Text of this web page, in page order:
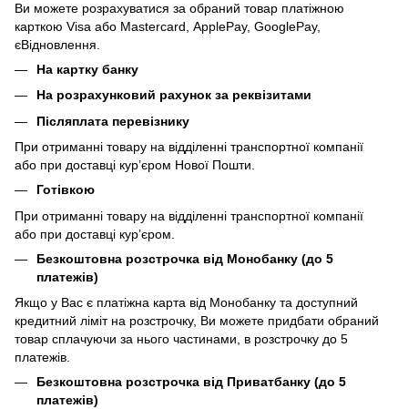
Ви можете розрахуватися за обраний товар платіжною
карткою Visa або Mastercard, ApplePay, GooglePay,
єВідновлення.
На картку банку
На розрахунковий рахунок за реквізитами
Післяплата перевізнику
При отриманні товару на відділенні транспортної компанії
або при доставці кур’єром Нової Пошти.
Готівкою
При отриманні товару на відділенні транспортної компанії
або при доставці кур’єром.
Безкоштовна розстрочка від Монобанку (до 5
платежів)
Якщо у Вас є платіжна карта від Монобанку та доступний
кредитний ліміт на розстрочку, Ви можете придбати обраний
товар сплачуючи за нього частинами, в розстрочку до 5
платежів.
Безкоштовна розстрочка від Приватбанку (до 5
платежів)